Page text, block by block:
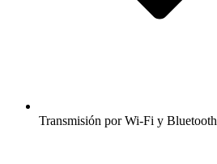
Transmisión por Wi-Fi y Bluetooth